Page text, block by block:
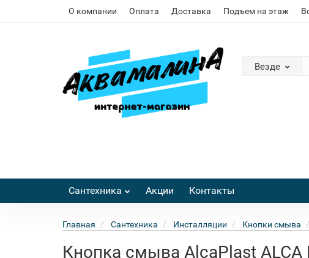
О компании Оплата Доставка Подъем на этаж
Везде
Сантехника Акции Контакты
Главная Сантехника Инсталляции Кнопки смыва
Кнопка смыва AlcaPlast